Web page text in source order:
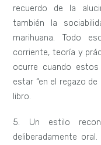
recuerdo de la
también la
marihuana. Todo
corriente, teoría y
ocurre cuando
estar “en el regazo
libro.
5. Un estilo
deliberadamente